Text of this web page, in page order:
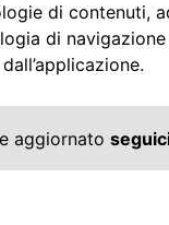
di contenuti,
di
aggiornato